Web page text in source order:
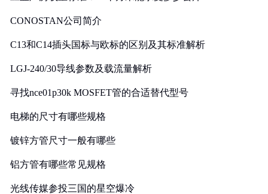
CONOSTAN公司简介
C13和C14插头国标与欧标的区别及其标准解析
LGJ-240/30导线参数及载流量解析
寻找nce01p30k MOSFET管的合适替代型号
电梯的尺寸有哪些规格
镀锌方管尺寸一般有哪些
铝方管有哪些常见规格
光线传媒参投三国的星空爆冷